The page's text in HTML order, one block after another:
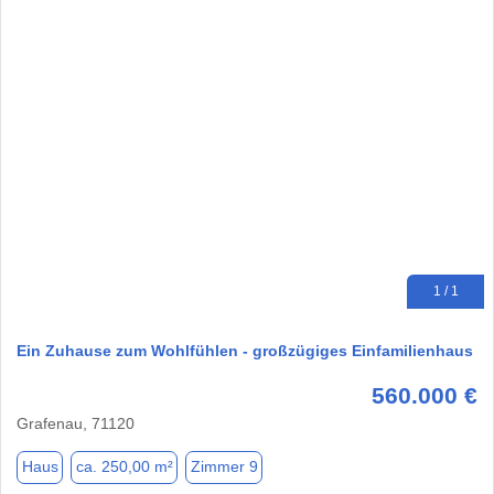
1 / 1
Ein Zuhause zum Wohlfühlen - großzügiges Einfamilienhaus
560.000 €
Grafenau, 71120
Haus ca. 250,00 m² Zimmer 9